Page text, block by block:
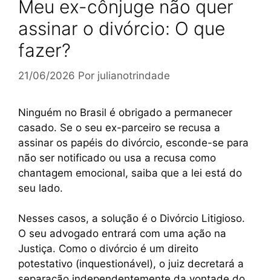
Meu ex-cônjuge não quer
assinar o divórcio: O que
fazer?
21/06/2026 Por julianotrindade
Ninguém no Brasil é obrigado a permanecer
casado. Se o seu ex-parceiro se recusa a
assinar os papéis do divórcio, esconde-se para
não ser notificado ou usa a recusa como
chantagem emocional, saiba que a lei está do
seu lado.
Nesses casos, a solução é o Divórcio Litigioso.
O seu advogado entrará com uma ação na
Justiça. Como o divórcio é um direito
potestativo (inquestionável), o juiz decretará a